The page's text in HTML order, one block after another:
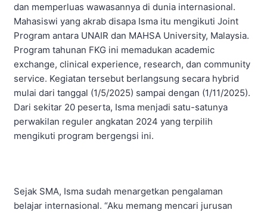
dan memperluas wawasannya di dunia internasional.
Mahasiswi yang akrab disapa Isma itu mengikuti Joint
Program antara UNAIR dan MAHSA University, Malaysia.
Program tahunan FKG ini memadukan academic
exchange, clinical experience, research, dan community
service. Kegiatan tersebut berlangsung secara hybrid
mulai dari tanggal (1/5/2025) sampai dengan (1/11/2025).
Dari sekitar 20 peserta, Isma menjadi satu-satunya
perwakilan reguler angkatan 2024 yang terpilih
mengikuti program bergengsi ini.
Sejak SMA, Isma sudah menargetkan pengalaman
belajar internasional. “Aku memang mencari jurusan